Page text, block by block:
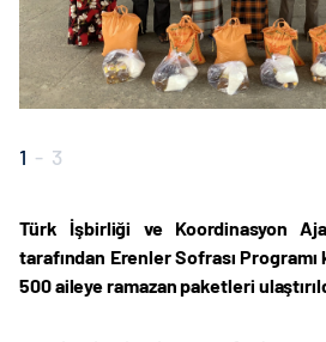
1 - 3
Türk İşbirliği ve Koordinasyon
tarafından Erenler Sofrası Programı
500 aileye ramazan paketleri